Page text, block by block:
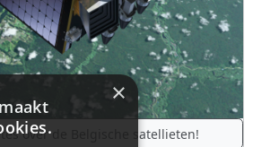
over de Belgische satellieten!
×